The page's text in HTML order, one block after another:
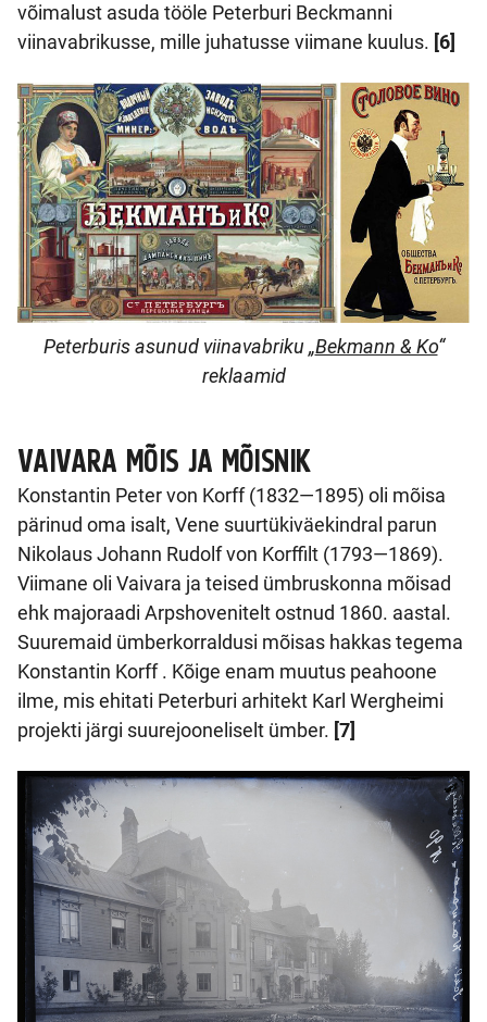
võimalust asuda tööle Peterburi Beckmanni
viinavabrikusse, mille juhatusse viimane kuulus. [6]
Peterburis asunud viinavabriku „Bekmann & Ko“
reklaamid
VAIVARA MÕIS JA MÕISNIK
Konstantin Peter von Korff (1832—1895) oli mõisa
pärinud oma isalt, Vene suurtükiväekindral parun
Nikolaus Johann Rudolf von Korffilt (1793—1869).
Viimane oli Vaivara ja teised ümbruskonna mõisad
ehk majoraadi Arpshovenitelt ostnud 1860. aastal.
Suuremaid ümberkorraldusi mõisas hakkas tegema
Konstantin Korff . Kõige enam muutus peahoone
ilme, mis ehitati Peterburi arhitekt Karl Wergheimi
projekti järgi suurejooneliselt ümber. [7]